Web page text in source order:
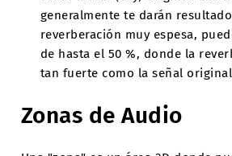
generalmente te darán
reverberación muy espesa,
de hasta el 50 %, donde la
tan fuerte como la señal
Zonas de Audio